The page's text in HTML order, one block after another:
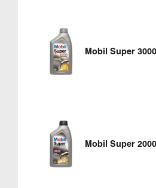
Mobil Super
Mobil Super